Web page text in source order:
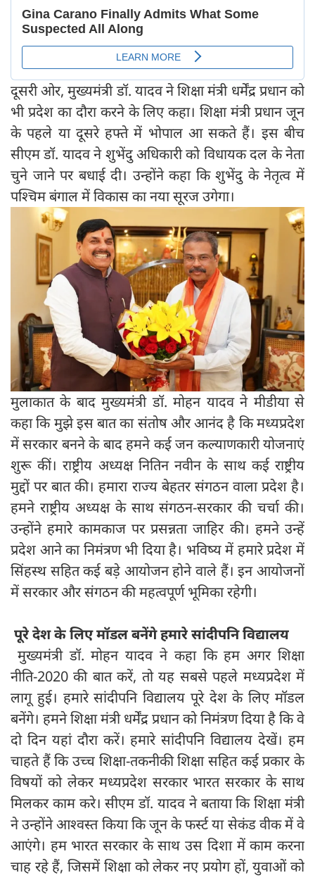
दूसरी ओर, मुख्यमंत्री डॉ. यादव ने शिक्षा मंत्री धर्मेंद्र प्रधान को
भी प्रदेश का दौरा करने के लिए कहा। शिक्षा मंत्री प्रधान जून
के पहले या दूसरे हफ्ते में भोपाल आ सकते हैं। इस बीच
सीएम डॉ. यादव ने शुभेंदु अधिकारी को विधायक दल के नेता
चुने जाने पर बधाई दी। उन्होंने कहा कि शुभेंदु के नेतृत्व में
पश्चिम बंगाल में विकास का नया सूरज उगेगा।
मुलाकात के बाद मुख्यमंत्री डॉ. मोहन यादव ने मीडीया से
कहा कि मुझे इस बात का संतोष और आनंद है कि मध्यप्रदेश
में सरकार बनने के बाद हमने कई जन कल्याणकारी योजनाएं
शुरू कीं। राष्ट्रीय अध्यक्ष नितिन नवीन के साथ कई राष्ट्रीय
मुद्दों पर बात की। हमारा राज्य बेहतर संगठन वाला प्रदेश है।
हमने राष्ट्रीय अध्यक्ष के साथ संगठन-सरकार की चर्चा की।
उन्होंने हमारे कामकाज पर प्रसन्नता जाहिर की। हमने उन्हें
प्रदेश आने का निमंत्रण भी दिया है। भविष्य में हमारे प्रदेश में
सिंहस्थ सहित कई बड़े आयोजन होने वाले हैं। इन आयोजनों
में सरकार और संगठन की महत्वपूर्ण भूमिका रहेगी।
पूरे देश के लिए मॉडल बनेंगे हमारे सांदीपनि विद्यालय
मुख्यमंत्री डॉ. मोहन यादव ने कहा कि हम अगर शिक्षा
नीति-2020 की बात करें, तो यह सबसे पहले मध्यप्रदेश में
लागू हुई। हमारे सांदीपनि विद्यालय पूरे देश के लिए मॉडल
बनेंगे। हमने शिक्षा मंत्री धर्मेंद्र प्रधान को निमंत्रण दिया है कि वे
दो दिन यहां दौरा करें। हमारे सांदीपनि विद्यालय देखें। हम
चाहते हैं कि उच्च शिक्षा-तकनीकी शिक्षा सहित कई प्रकार के
विषयों को लेकर मध्यप्रदेश सरकार भारत सरकार के साथ
मिलकर काम करे। सीएम डॉ. यादव ने बताया कि शिक्षा मंत्री
ने उन्होंने आश्वस्त किया कि जून के फर्स्ट या सेकंड वीक में वे
आएंगे। हम भारत सरकार के साथ उस दिशा में काम करना
चाह रहे हैं, जिसमें शिक्षा को लेकर नए प्रयोग हों, युवाओं को